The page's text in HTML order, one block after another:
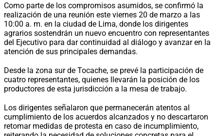
Como parte de los compromisos asumidos, se confirmó la
realización de una reunión este viernes 20 de marzo a las
10:00 a. m. en la ciudad de Lima, donde los dirigentes
agrarios sostendrán un nuevo encuentro con representantes
del Ejecutivo para dar continuidad al diálogo y avanzar en la
atención de sus principales demandas.
Desde la zona sur de Tocache, se prevé la participación de
cuatro representantes, quienes llevarán la posición de los
productores de esta jurisdicción a la mesa de trabajo.
Los dirigentes señalaron que permanecerán atentos al
cumplimiento de los acuerdos alcanzados y no descartaron
retomar medidas de protesta en caso de incumplimiento,